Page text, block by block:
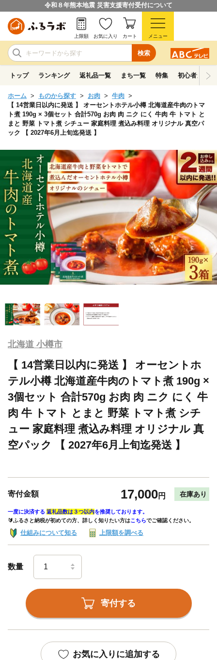
令和８年熊本地震 災害支援寄付受付について
検索
上限額 お気に入り カート メニュー
トップ ランキング 返礼品一覧 まち一覧 特集 初心者ガイド
ホーム ものから探す お肉
牛肉
【 14営業日以内に発送 】 オーセントホテル小樽 北海道産牛肉のトマ
ト煮 190g × 3個セット 合計570g お肉 肉 ニク にく 牛肉 牛 トマト と
まと 野菜 トマト煮 シチュー 家庭料理 煮込み料理 オリジナル 真空パ
ック 【 2027年6月上旬迄発送 】
北海道 小樽市
【 14営業日以内に発送 】 オーセントホ
テル小樽 北海道産牛肉のトマト煮 190g ×
3個セット 合計570g お肉 肉 ニク にく 牛
肉 牛 トマト とまと 野菜 トマト煮 シチ
ュー 家庭料理 煮込み料理 オリジナル 真
空パック 【 2027年6月上旬迄発送 】
寄付金額 17,000円 在庫あり
一度に決済する 返礼品数は３つ以内を推奨しております。
🔰ふるさと納税が初めての方、詳しく知りたい方はこちらでご確認ください。
仕組みについて知る 上限額を調べる
数量
寄付する
お気に入りに追加する